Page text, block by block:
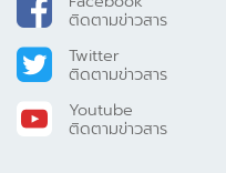
ติดตามข่าวสาร
Twitter
ติดตามข่าวสาร
Youtube
ติดตามข่าวสาร